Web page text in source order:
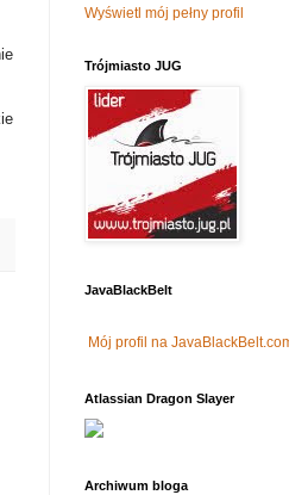
Wyświetl mój pełny profil
Trójmiasto JUG
JavaBlackBelt
Mój profil na
Atlassian Dragon Slayer
Archiwum bloga